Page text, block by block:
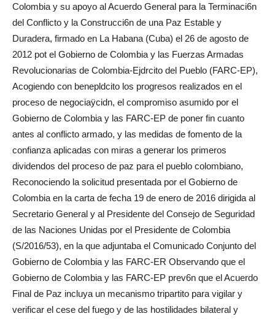
Colombia y su apoyo al Acuerdo General para la Terminaci6n
del Conflicto y la Construcci6n de una Paz Estable y
Duradera, firmado en La Habana (Cuba) el 26 de agosto de
2012 pot el Gobierno de Colombia y las Fuerzas Armadas
Revolucionarias de Colombia-Ejdrcito del Pueblo (FARC-EP),
Acogiendo con benepldcito los progresos realizados en el
proceso de negociaÿcidn, el compromiso asumido por el
Gobierno de Colombia y las FARC-EP de poner fin cuanto
antes al conflicto armado, y las medidas de fomento de la
confianza aplicadas con miras a generar los primeros
dividendos del proceso de paz para el pueblo colombiano,
Reconociendo la solicitud presentada por el Gobierno de
Colombia en la carta de fecha 19 de enero de 2016 dirigida al
Secretario General y al Presidente del Consejo de Seguridad
de las Naciones Unidas por el Presidente de Colombia
(S/2016/53), en la que adjuntaba el Comunicado Conjunto del
Gobierno de Colombia y las FARC-ER Observando que el
Gobierno de Colombia y las FARC-EP prev6n que el Acuerdo
Final de Paz incluya un mecanismo tripartito para vigilar y
verificar el cese del fuego y de las hostilidades bilateral y